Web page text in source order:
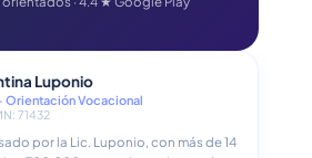
Luponio
Orientación Vocacional
71432
por la Lic. Luponio, con más de 14